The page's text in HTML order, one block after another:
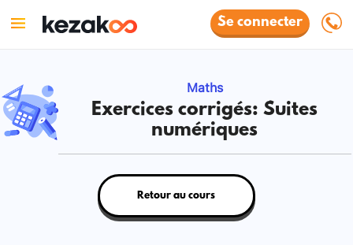
Se connecter
Maths
Exercices corrigés: Suites
numériques
Retour au cours